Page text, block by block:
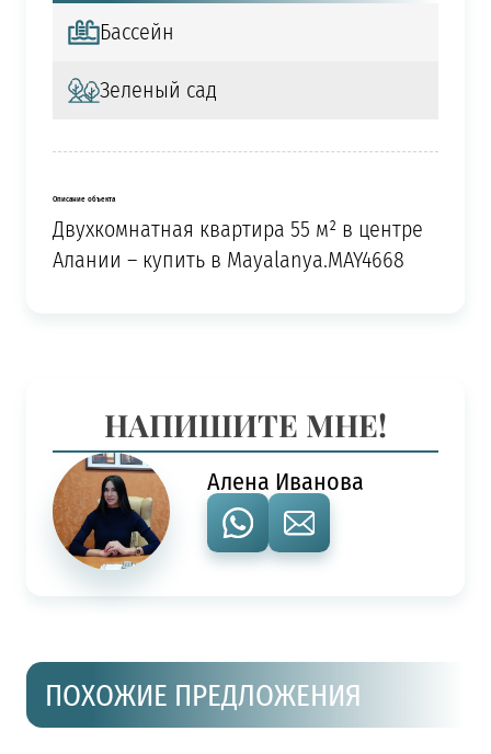
Бассейн
Зеленый сад
Описание объекта
Двухкомнатная квартира 55 м² в центре
Алании – купить в Mayalanya.MAY4668
НАПИШИТЕ МНЕ!
Алена Иванова
ПОХОЖИЕ ПРЕДЛОЖЕНИЯ